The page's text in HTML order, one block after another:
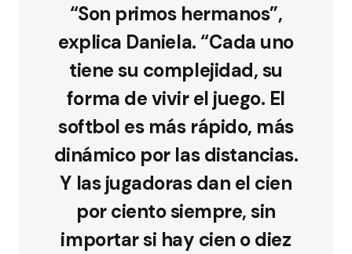
“Son primos hermanos”,
explica Daniela. “Cada uno
tiene su complejidad, su
forma de vivir el juego. El
softbol es más rápido, más
dinámico por las distancias.
Y las jugadoras dan el cien
por ciento siempre, sin
importar si hay cien o diez